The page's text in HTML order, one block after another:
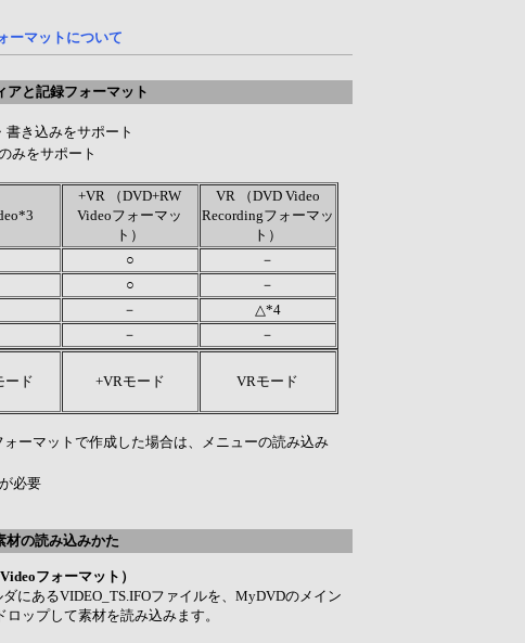
ーマットについて
アと記録フォーマット
き込みをサポート
みをサポート
+VR （DVD+RW
Videoフォーマッ
ト）
VR （DVD Video
Recordingフォーマッ
ト）
○
－
○
－
－
△*4
－
－
ード +VRモード VRモード
ーマットで作成した場合は、メニューの読み込み
必要
材の読み込みかた
フォーマット）
にあるVIDEO_TS.IFOファイルを、MyDVDのメイン
ップして素材を読み込みます。